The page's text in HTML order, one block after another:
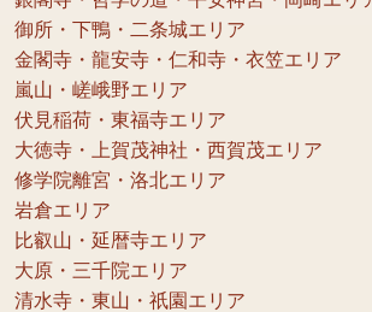
御所・下鴨・二条城エリア
金閣寺・龍安寺・仁和寺・衣笠エリア
嵐山・嵯峨野エリア
伏見稲荷・東福寺エリア
大徳寺・上賀茂神社・西賀茂エリア
修学院離宮・洛北エリア
岩倉エリア
比叡山・延暦寺エリア
大原・三千院エリア
清水寺・東山・祇園エリア